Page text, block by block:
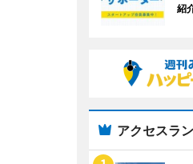
紹
アクセスラ